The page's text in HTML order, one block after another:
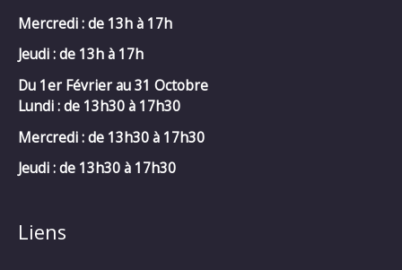
Mercredi :de 13h à 17h
Jeudi : de 13h à 17h
Du 1er Février au 31 Octobre
Lundi : de 13h30 à 17h30
Mercredi :de 13h30 à 17h30
Jeudi : de 13h30 à 17h30
Liens